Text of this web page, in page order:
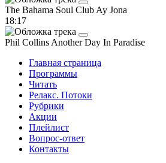
The Bahama Soul Club Ay Jona
18:17
Phil Collins Another Day In Paradise
Главная страница
Программы
Читать
Релакс. Потоки
Рубрики
Акции
Плейлист
Вопрос-ответ
Контакты